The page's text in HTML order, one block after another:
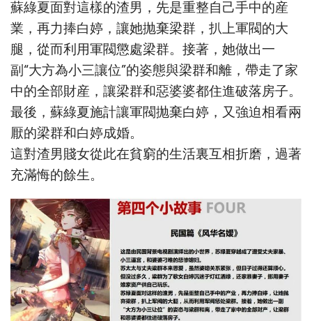
蘇綠夏面對這樣的渣男，先是重整自己手中的産
業，再力捧白婷，讓她抛棄梁群，扒上軍閥的大
腿，從而利用軍閥懲處梁群。接著，她做出一
副“大方為小三讓位”的姿態與梁群和離，帶走了家
中的全部財産，讓梁群和惡婆婆都住進破落房子。
最後，蘇綠夏施計讓軍閥抛棄白婷，又強迫相看兩
厭的梁群和白婷成婚。
這對渣男賤女從此在貧窮的生活裏互相折磨，過著
充滿悔的餘生。